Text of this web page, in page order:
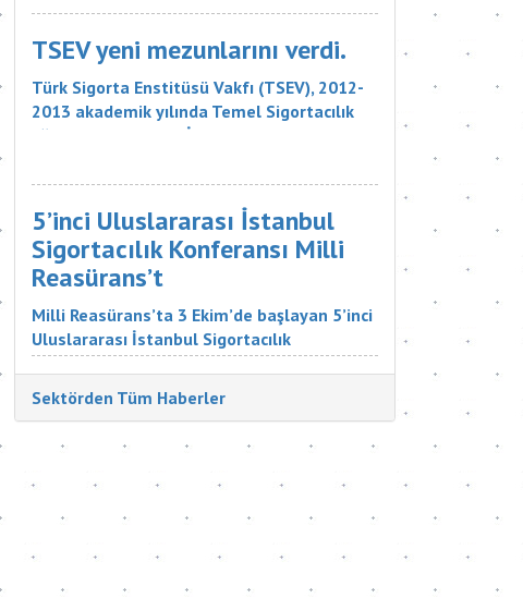
sigorta şirketinin, 18 bin liralık tazminatı
ödemesine karar verdi. Sigorta Tahkim
Komisyonu M...
TSEV yeni mezunlarını verdi.
Türk Sigorta Enstitüsü Vakfı (TSEV), 2012-
2013 akademik yılında Temel Sigortacılık
Eğitim Programı ve İleri Düzey Sigortacılık
başarıyla tamamlayan öğrencilerini mezun
etti. Sigorta şirketlerinin &uu...
5’inci Uluslararası İstanbul
Sigortacılık Konferansı Milli
Reasürans’t
Milli Reasürans’ta 3 Ekim’de başlayan 5’inci
Uluslararası İstanbul Sigortacılık
Konferansı’na Türkiye ve dünyadan çok
değerli katılımcılar katıldı. Sigorta
Tatbikatçıları Derneği'nin düzenlediği
Sektörden Tüm Haberler